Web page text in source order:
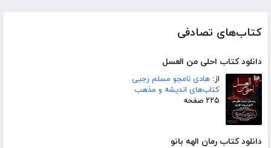
کتاب‌های تصادفی
دانلود کتاب احلی من العسل
از: هادی نامجو مسلم رجبی
کتاب‌های اندیشه و مذهب
۲۲۵ صفحه
دانلود کتاب رمان الهه بانو